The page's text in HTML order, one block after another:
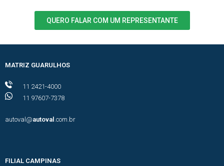
QUERO FALAR COM UM REPRESENTANTE
MATRIZ GUARULHOS
11 2421-4000
11 97607-7378
autoval@autoval .com.br
FILIAL CAMPINAS